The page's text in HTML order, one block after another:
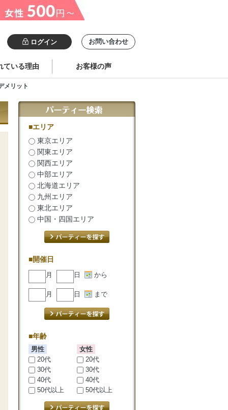
ログイン お問い合わせ
ている理由 お客様の声
メリット
■エリア
東京エリア
関東エリア
関西エリア
中部エリア
北海道エリア
九州エリア
東北エリア
中国・四国エリア
■開催日
月
日 から
月 日 まで
■年齢
男性
女性
20代
30代
40代
50代以上
20代
30代
40代
50代以上